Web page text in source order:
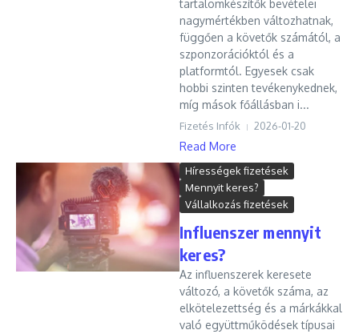
tartalomkészítők bevételei
nagymértékben változhatnak,
függően a követők számától, a
szponzorációktól és a
platformtól. Egyesek csak
hobbi szinten tevékenykednek,
míg mások főállásban i...
Fizetés Infók 2026-01-20
Read More
Hírességek fizetések
Mennyit keres?
Vállalkozás fizetések
Influenszer mennyit
keres?
Az influenszerek keresete
változó, a követők száma, az
elkötelezettség és a márkákkal
való együttműködések típusai